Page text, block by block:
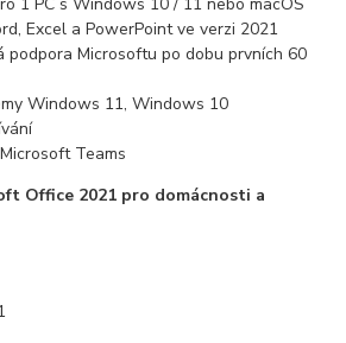
Excel a PowerPoint ve verzi 2021
podpora Microsoftu po dobu prvních 60
Windows 11, Windows 10
Teams
Office 2021 pro domácnosti a